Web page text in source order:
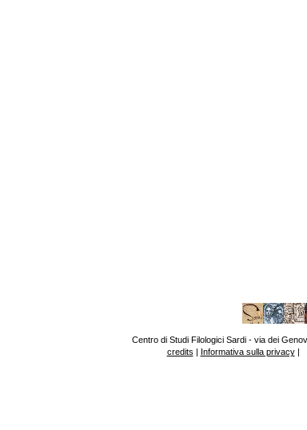
Centro di Studi Filologici Sardi - via dei
credits | Informativa sulla privacy|